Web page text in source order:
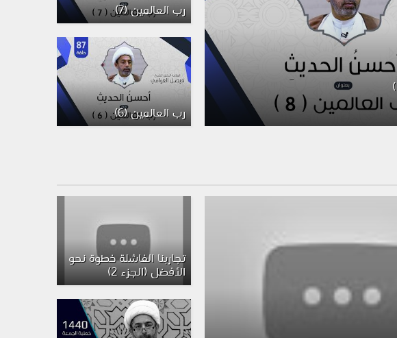
رب العالمين (7)
رب العالمين (6)
تجاربنا الفاشلة خطوة نحو
الأفضل (الجزء 2)